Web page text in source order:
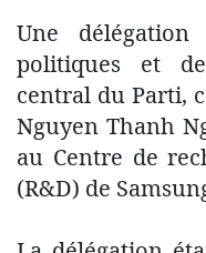
Une
politiques et
central du Parti,
Nguyen Thanh
au Centre de
(R&D) de